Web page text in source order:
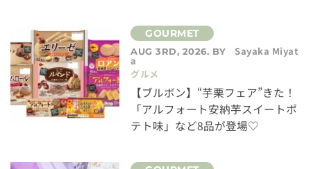
AUG 3RD, 2026. BY Sayaka Miyat
a
グルメ
【ブルボン】“芋栗フェア”きた！
「アルフォート安納芋スイートポ
テト味」など8品が登場♡